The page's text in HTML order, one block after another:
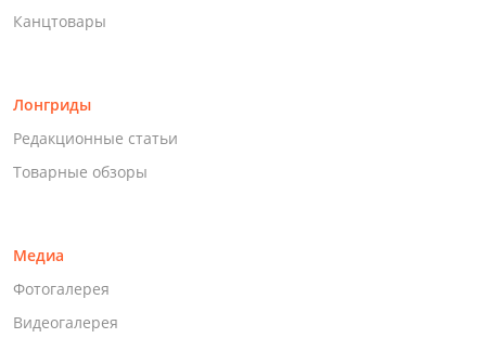
Канцтовары
Лонгриды
Редакционные статьи
Товарные обзоры
Медиа
Фотогалерея
Видеогалерея